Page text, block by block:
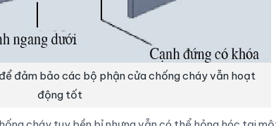
đảm bảo các bộ phận cửa chống cháy vẫn hoạt
động tốt